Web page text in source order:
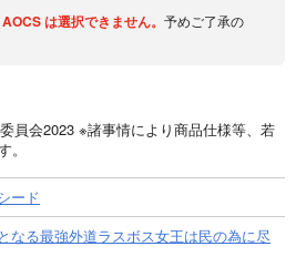
AOCSは選択できません。 予めご了承の
員会2023 ※諸事情により商品仕様等、若
ード
なる最強外道ラスボス女王は民の為に尽